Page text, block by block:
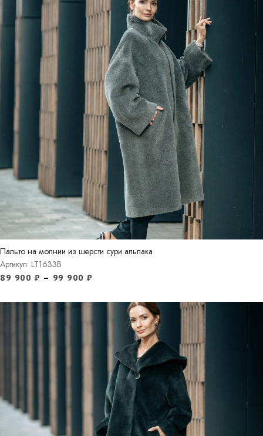
Пальто на молнии из шерсти сури альпака
Артикул: LT1633В
89 900 ₽ – 99 900 ₽